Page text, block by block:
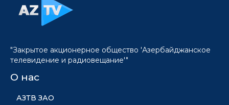
"Закрытое акционерное общество 'Азербайджанское
телевидение и радиовещание'"
О нас
АЗТВ ЗАО